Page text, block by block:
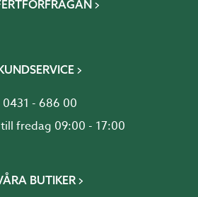
0431 - 686 00
fredag 09:00 - 17:00
BUTIKER